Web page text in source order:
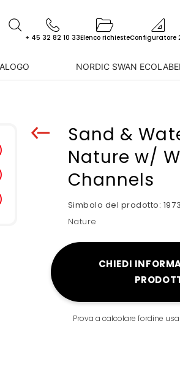
+ 45 32 82 10 33Elenco richiesteConfiguratore
NORDIC SWAN ECOLABEL
Sand &
Nature w/
Channels
Simbolo del prodotto:
Nature
CHIEDI
Prova a calcolare l'ordine